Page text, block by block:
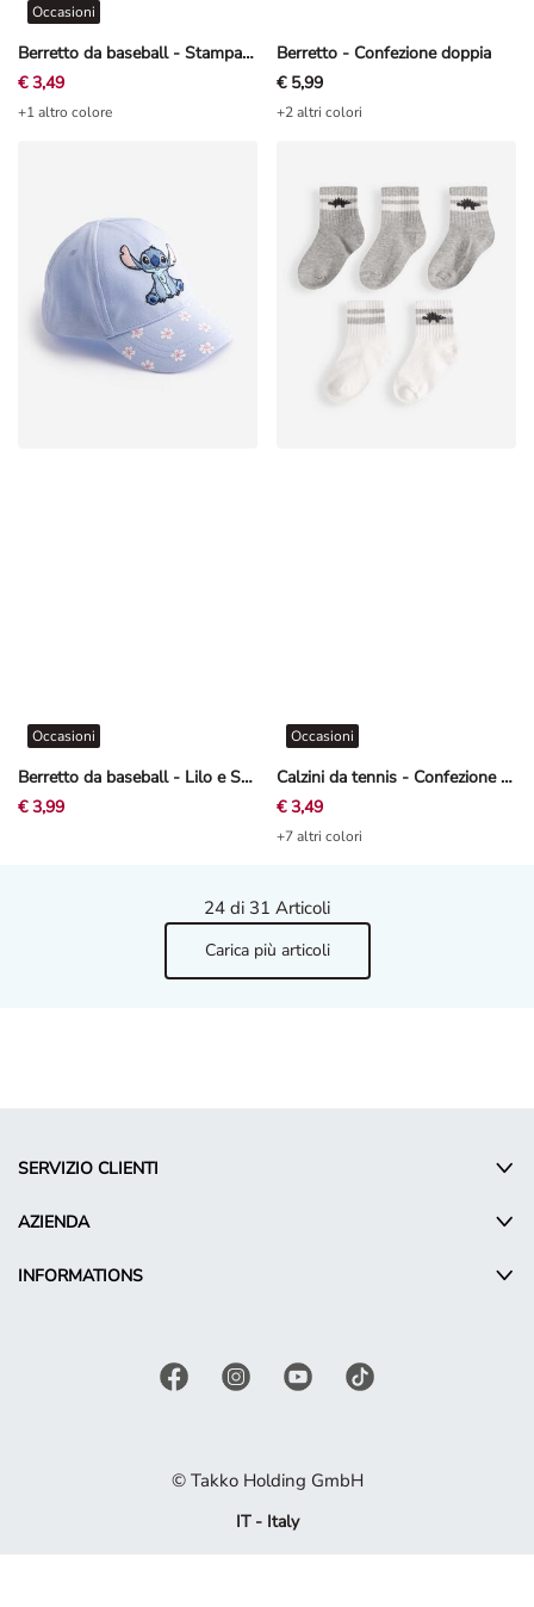
Berretto da baseball - Stampa allover - Azzurro
Occasioni
€ 3,49
+1 altro colore
Berretto - Confezione doppia
€ 5,99
+2 altri colori
Berretto da baseball - Lilo e Stitch - Azzurro
Occasioni
€ 3,99
Calzini da tennis - Confezione da 5 pezzi
Occasioni
€ 3,49
+7 altri colori
24 di 31 Articoli
Carica più articoli
SERVIZIO CLIENTI
AZIENDA
INFORMATIONS
© Takko Holding GmbH
IT - Italy